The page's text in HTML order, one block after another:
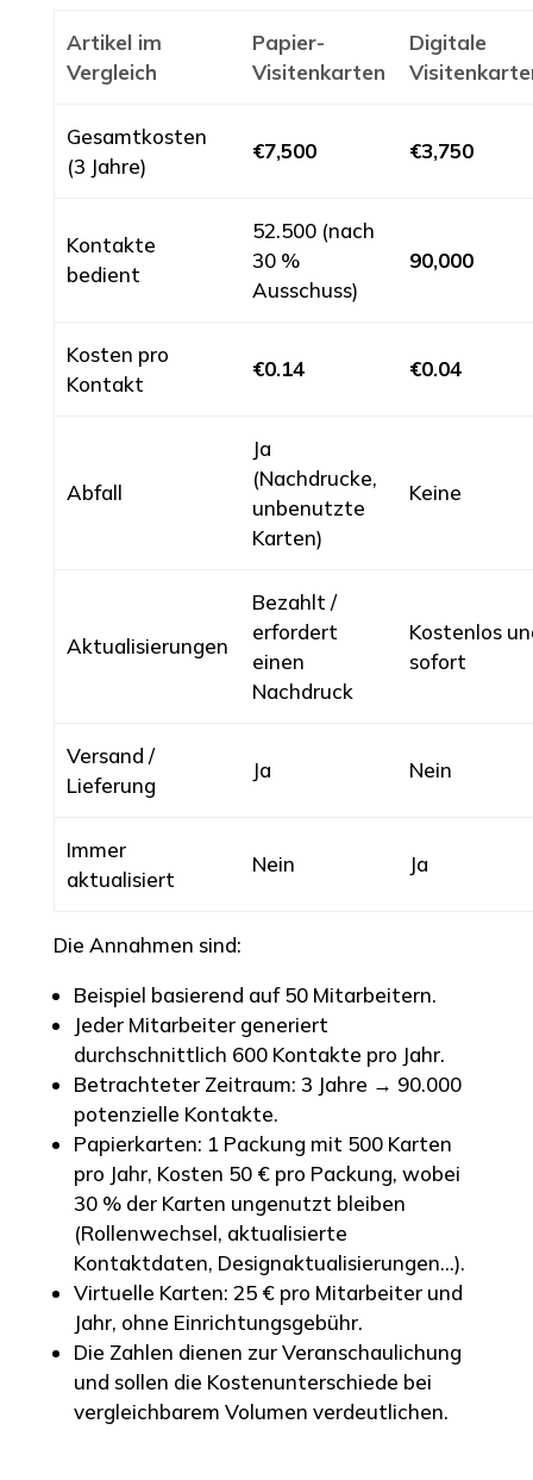
Artikel im
Vergleich
Papier-
Visitenkarten
Digitale
Gesamtkosten
(3 Jahre)
€7,500 €3,750
Kontakte
bedient
52.500 (nach
30 %
Ausschuss)
90,000
Kosten pro
Kontakt
€0.14 €0.04
Abfall
Ja
(Nachdrucke,
unbenutzte
Karten)
Keine
Aktualisierungen
Bezahlt /
erfordert
einen
Nachdruck
Kostenlos
sofort
Versand /
Lieferung
Ja Nein
Immer
aktualisiert
Nein Ja
Die Annahmen sind:
Beispiel basierend auf 50 Mitarbeitern.
Jeder Mitarbeiter generiert
durchschnittlich 600 Kontakte pro Jahr.
Betrachteter Zeitraum: 3 Jahre → 90.000
potenzielle Kontakte.
Papierkarten: 1 Packung mit 500 Karten
pro Jahr, Kosten 50 € pro Packung, wobei
30 % der Karten ungenutzt bleiben
(Rollenwechsel, aktualisierte
Kontaktdaten, Designaktualisierungen…).
Virtuelle Karten: 25 € pro Mitarbeiter und
Jahr, ohne Einrichtungsgebühr.
Die Zahlen dienen zur Veranschaulichung
und sollen die Kostenunterschiede bei
vergleichbarem Volumen verdeutlichen.